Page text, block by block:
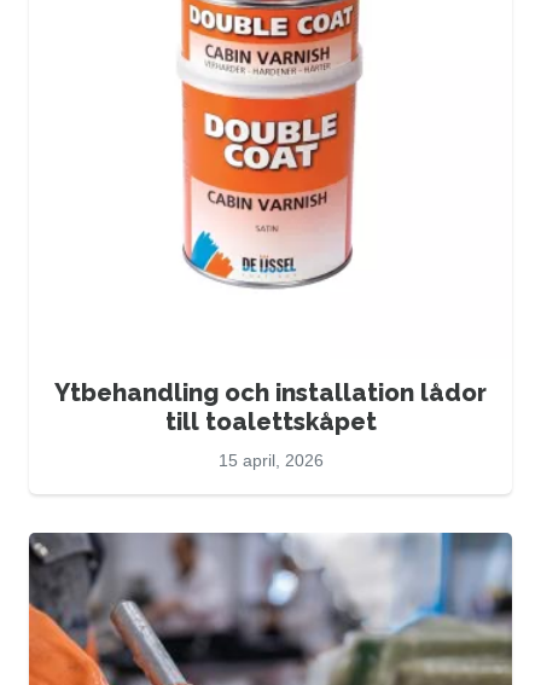
Ytbehandling och installation lådor
till toalettskåpet
15 april, 2026